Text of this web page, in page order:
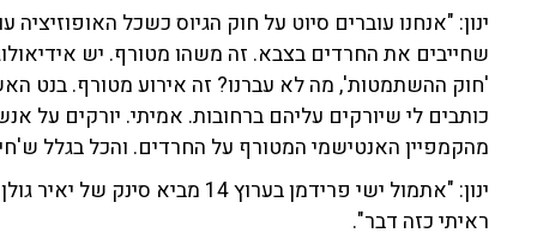
ינון: "אנחנו עוברים סיוט על חוק הגיוס כשכל
שחייבים את החרדים בצבא. זה משהו מטורף. יש
'חוק ההשתמטות', מה לא עברנו? זה אירוע מטורף. בנט
כותבים לי שיורקים עליהם ברחובות. אמיתי. יורקים על
מהקמפיין האנטישמי המטורף על החרדים. והכל בגלל
ינון: "אתמול ישי פרידמן בערוץ
ראיתי כזה דבר".